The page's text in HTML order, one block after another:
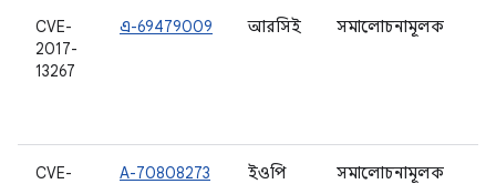
CVE-
2017-
13267
এ-69479009 আরসিই সমালোচনামূলক
CVE-
A-70808273 ইওপি সমালোচনামূলক